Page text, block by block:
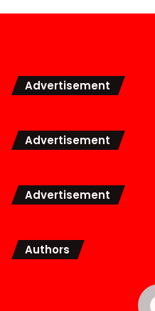
Advertisement
Advertisement
Advertisement
Authors